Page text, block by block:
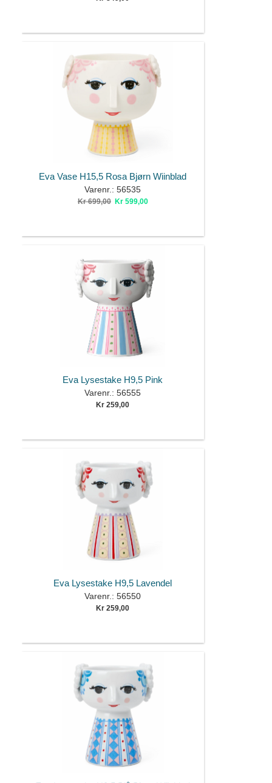
Eva Vase H15,5 Rosa Bjørn Wiinblad
Varenr.: 56535
Kr 699,00 Kr 599,00
Eva Lysestake H9,5 Pink
Varenr.: 56555
Kr 259,00
Eva Lysestake H9,5 Lavendel
Varenr.: 56550
Kr 259,00